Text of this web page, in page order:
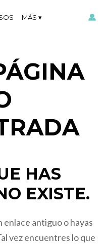
MÁS
HAS
EXISTE.
enlace antiguo o hayas
vez encuentres lo que